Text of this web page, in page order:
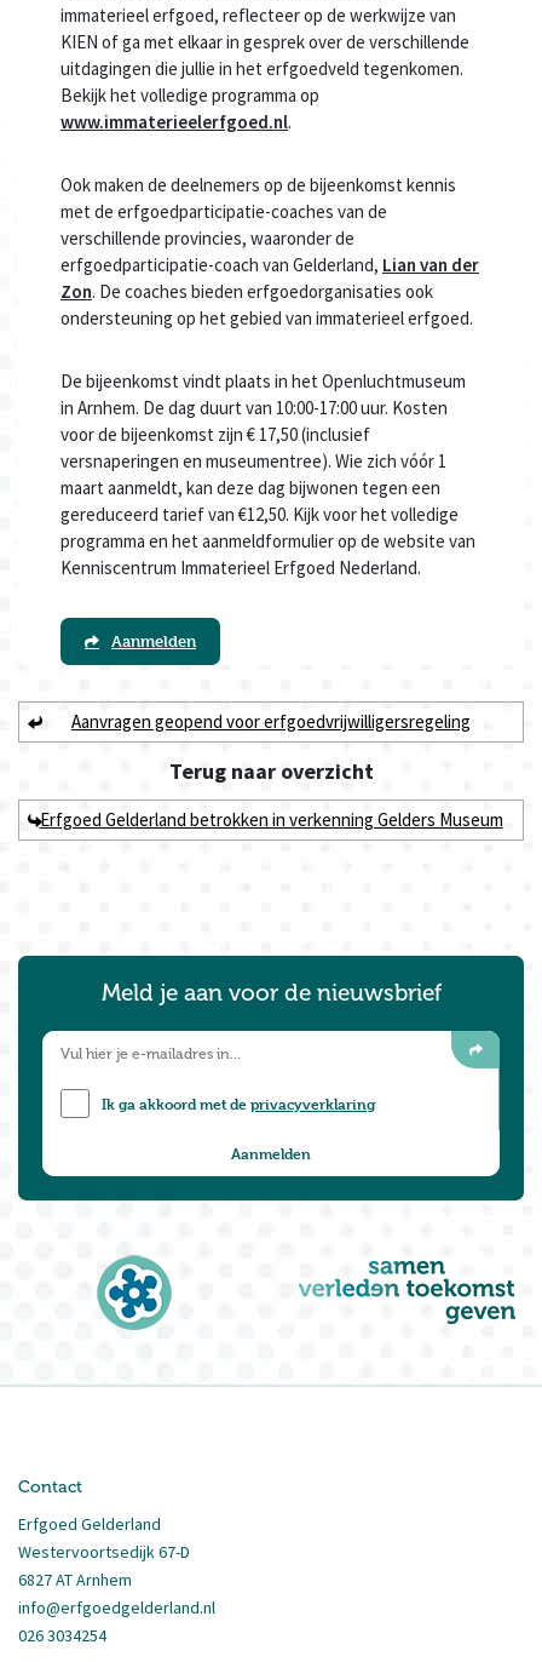
immaterieel erfgoed, reflecteer op de werkwijze van
KIEN of ga met elkaar in gesprek over de verschillende
uitdagingen die jullie in het erfgoedveld tegenkomen.
Bekijk het volledige programma op
www.immaterieelerfgoed.nl.
Ook maken de deelnemers op de bijeenkomst kennis
met de erfgoedparticipatie-coaches van de
verschillende provincies, waaronder de
erfgoedparticipatie-coach van Gelderland, Lian van der
Zon. De coaches bieden erfgoedorganisaties ook
ondersteuning op het gebied van immaterieel erfgoed.
De bijeenkomst vindt plaats in het Openluchtmuseum
in Arnhem. De dag duurt van 10:00-17:00 uur. Kosten
voor de bijeenkomst zijn € 17,50 (inclusief
versnaperingen en museumentree). Wie zich vóór 1
maart aanmeldt, kan deze dag bijwonen tegen een
gereduceerd tarief van €12,50. Kijk voor het volledige
programma en het aanmeldformulier op de website van
Kenniscentrum Immaterieel Erfgoed Nederland.
Aanmelden
Aanvragen geopend voor erfgoedvrijwilligersregeling
Terug naaroverzicht
Erfgoed Gelderland betrokken in verkenning Gelders Museum
Meld je aan voor de nieuwsbrief
Ik ga akkoord met deprivacyverklaring
Contact
Erfgoed Gelderland
Westervoortsedijk 67-D
6827 AT Arnhem
info@erfgoedgelderland.nl
026 3034254